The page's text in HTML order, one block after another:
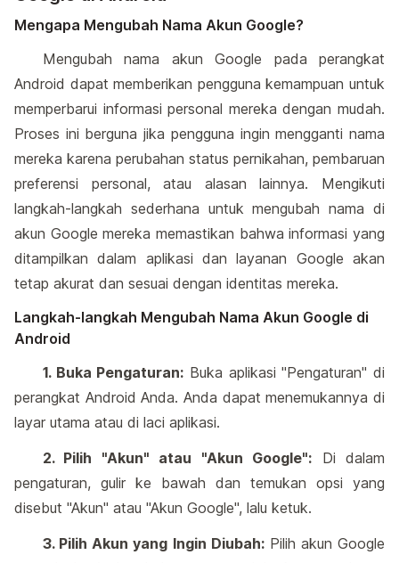
Mengapa Mengubah Nama Akun Google?
Mengubah nama akun Google pada perangkat
Android dapat memberikan pengguna kemampuan untuk
memperbarui informasi personal mereka dengan mudah.
Proses ini berguna jika pengguna ingin mengganti nama
mereka karena perubahan status pernikahan, pembaruan
preferensi personal, atau alasan lainnya. Mengikuti
langkah-langkah sederhana untuk mengubah nama di
akun Google mereka memastikan bahwa informasi yang
ditampilkan dalam aplikasi dan layanan Google akan
tetap akurat dan sesuai dengan identitas mereka.
Langkah-langkah Mengubah Nama Akun Google di
Android
1. Buka Pengaturan: Buka aplikasi "Pengaturan" di
perangkat Android Anda. Anda dapat menemukannya di
layar utama atau di laci aplikasi.
2. Pilih "Akun" atau "Akun Google": Di dalam
pengaturan, gulir ke bawah dan temukan opsi yang
disebut "Akun" atau "Akun Google", lalu ketuk.
3. Pilih Akun yang Ingin Diubah:Pilih akun Google